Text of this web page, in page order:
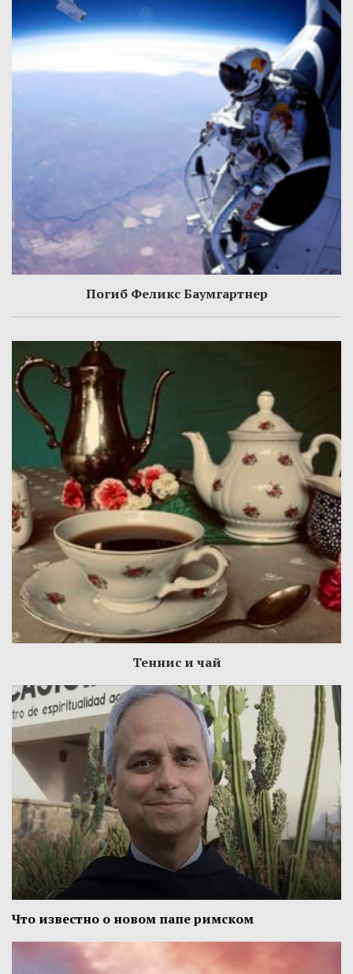
Погиб Феликс Баумгартнер
Теннис и чай
Что известно о новом папе римском